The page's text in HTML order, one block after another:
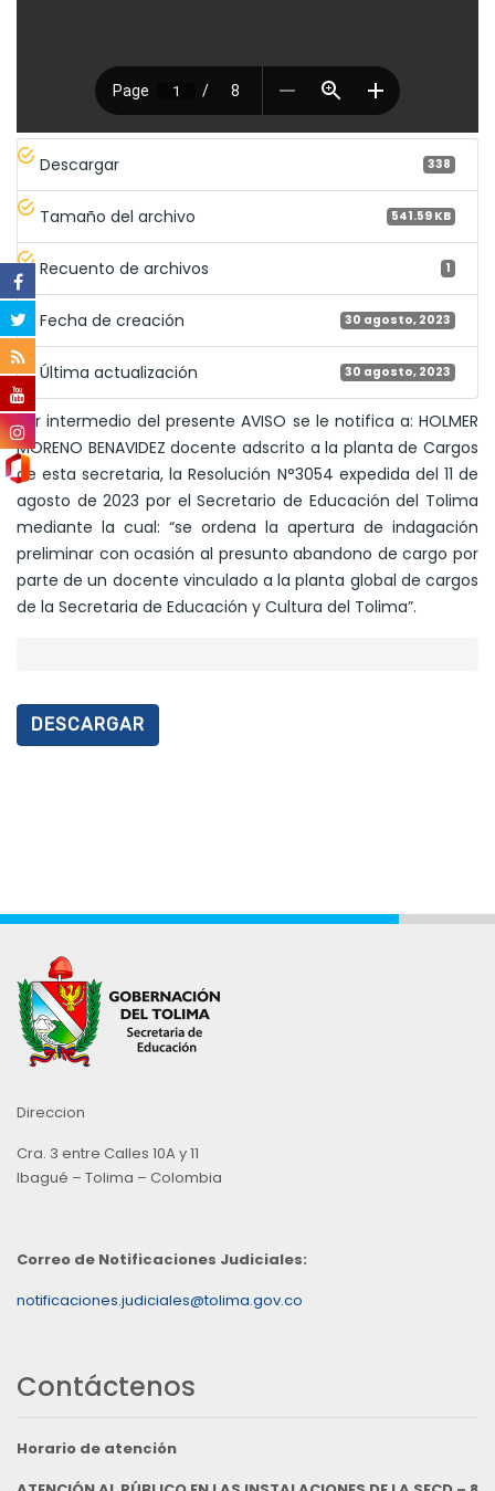
Descargar 338
Tamaño del archivo 541.59 KB
Recuento de archivos 1
Fecha de creación 30 agosto, 2023
Última actualización 30 agosto, 2023
Por intermedio del presente AVISO se le notifica a: HOLMER
MORENO BENAVIDEZ docente adscrito a la planta de Cargos
de esta secretaria, la Resolución N°3054 expedida del 11 de
agosto de 2023 por el Secretario de Educación del Tolima
mediante la cual: “se ordena la apertura de indagación
preliminar con ocasión al presunto abandono de cargo por
parte de un docente vinculado a la planta global de cargos
de la Secretaria de Educación y Cultura del Tolima”.
DESCARGAR
Direccion
Cra. 3 entre Calles 10A y 11
Ibagué – Tolima – Colombia
Correo de Notificaciones Judiciales:
notificaciones.judiciales@tolima.gov.co
Contáctenos
Horario de atención